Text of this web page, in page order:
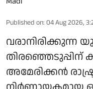
Published on: 04 Aug 2026,
വരാനിരിക്കുന്ന
അമേരിക്കൻ